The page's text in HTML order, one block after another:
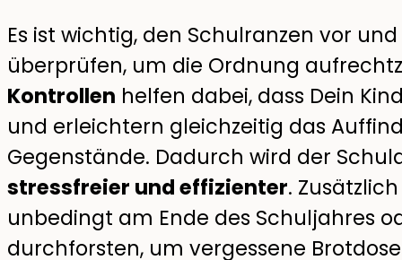
Es ist wichtig, den Schulranzen vor
überprüfen, um die Ordnung
Kontrollen helfen dabei, dass Dein
und erleichtern gleichzeitig das
Gegenstände. Dadurch wird der
stressfreier und effizienter.
unbedingt am Ende des Schuljahres
durchforsten, um vergessene